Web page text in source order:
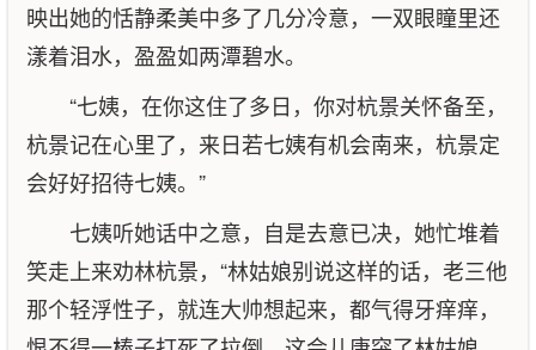
映出她的恬静柔美中多了几分冷意，一双眼瞳里还
漾着泪水，盈盈如两潭碧水。
“七姨，在你这住了多日，你对杭景关怀备至，
杭景记在心里了，来日若七姨有机会南来，杭景定
会好好招待七姨。”
七姨听她话中之意，自是去意已决，她忙堆着
笑走上来劝林杭景，“林姑娘别说这样的话，老三他
那个轻浮性子，就连大帅想起来，都气得牙痒痒，